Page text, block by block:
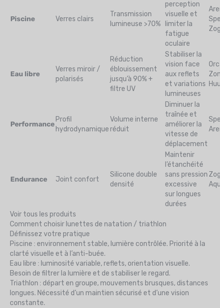
Piscine Verres clairs
Transmission
lumineuse >70%
perception
visuelle et
limiter la
fatigue
oculaire
Eau libre
Verres miroir /
polarisés
Réduction
éblouissement
jusqu’à 90% +
filtre UV
Stabiliser la
vision face
aux reflets
et variations
lumineuses
Performance
Profil
hydrodynamique
Volume interne
réduit
Diminuer la
traînée et
améliorer la
vitesse de
déplacement
Endurance Joint confort
Silicone double
densité
Maintenir
l’étanchéité
sans pression
excessive
sur longues
durées
Voir tous les produits
Comment choisir lunettes de natation / triathlon
Définissez votre pratique
Piscine : environnement stable, lumière contrôlée. Priorité à la
clarté visuelle et à l’anti-buée.
Eau libre : luminosité variable, reflets, orientation visuelle.
Besoin de filtrer la lumière et de stabiliser le regard.
Triathlon : départ en groupe, mouvements brusques, distances
longues. Nécessité d’un maintien sécurisé et d’une vision
constante.